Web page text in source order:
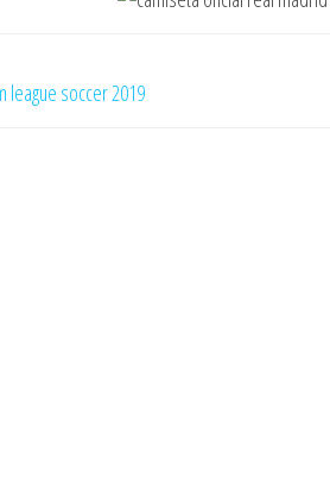
league soccer 2019